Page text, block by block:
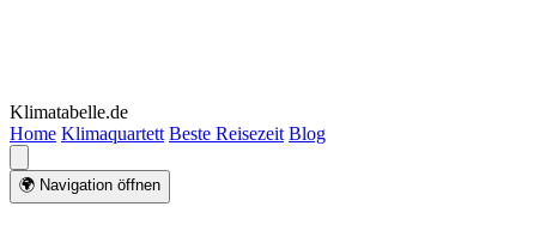
Klimatabelle.de
Home Klimaquartett Beste Reisezeit Blog
🌍 Navigation öffnen